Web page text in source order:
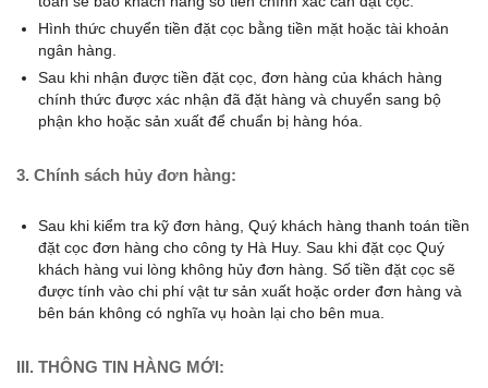
Hình thức chuyển tiền đặt cọc bằng tiền mặt hoặc tài khoản
ngân hàng.
Sau khi nhận được tiền đặt cọc, đơn hàng của khách hàng
chính thức được xác nhận đã đặt hàng và chuyển sang bộ
phận kho hoặc sản xuất để chuẩn bị hàng hóa.
3. Chính sách hủy đơn hàng:
Sau khi kiểm tra kỹ đơn hàng, Quý khách hàng thanh toán tiền
đặt cọc đơn hàng cho công ty Hà Huy. Sau khi đặt cọc Quý
khách hàng vui lòng không hủy đơn hàng. Số tiền đặt cọc sẽ
được tính vào chi phí vật tư sản xuất hoặc order đơn hàng và
bên bán không có nghĩa vụ hoàn lại cho bên mua.
III. THÔNG TIN HÀNG MỚI: